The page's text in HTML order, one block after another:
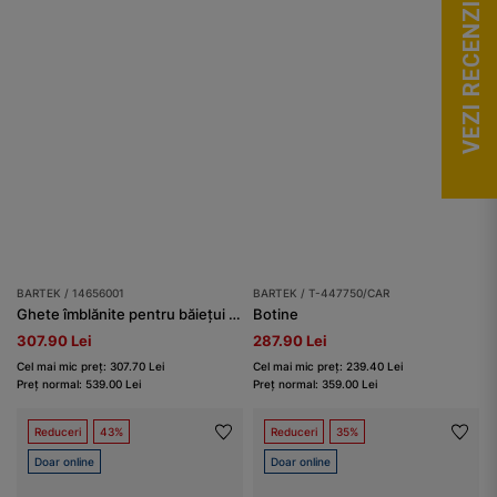
BARTEK / 14656001
Ghete îmblănite pentru băiețui BARTEK 14656001, negru-verde
307.90 Lei
Cel mai mic preț: 307.70 Lei
Preț normal: 539.00 Lei
BARTEK / T-447750/CAR
Botine
287.90 Lei
Cel mai mic preț: 239.40 Lei
Preț normal: 359.00 Lei
Reduceri 43%
Doar online
Reduceri 35%
Doar online
VEZI RECENZII